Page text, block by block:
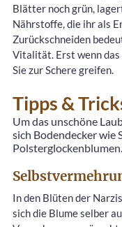
Blätter noch grün,
Nährstoffe, die ihr als
Zurückschneiden
Vitalität. Erst wenn
Sie zur Schere greifen.
Tipps &
Um das unschöne
sich Bodendecker wie
Polsterglockenblumen.
In den Blüten der
sich die Blume selber